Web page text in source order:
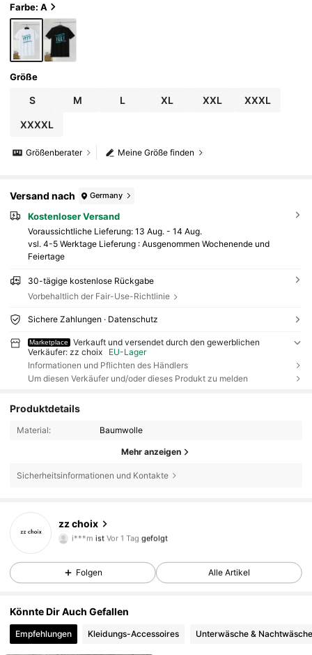
Farbe: A
Größe
S M L XL XXL XXXL
XXXXL
Meine Größe finden
Größenberater
Versand nach Germany
Kostenloser Versand
Voraussichtliche Lieferung: 13 Aug. - 14 Aug.
vsl. 4-5 Werktage Lieferung : Ausgenommen Wochenende und
Feiertage
30-tägige kostenlose Rückgabe
Vorbehaltlich der Fair-Use-Richtlinie
Sichere Zahlungen · Datenschutz
Marketplace
Verkauft und versendet durch den gewerblichen
Verkäufer: zz choix
EU-Lager
Informationen und Pflichten des Händlers
Um diesen Verkäufer und/oder dieses Produkt zu melden
Produktdetails
Material: Baumwolle
Mehr anzeigen
Sicherheitsinformationen und Kontakte
zz choix
i***mist
4,66
5 Follower
4,66 5 Follower
4,66 5 Follower
4,66 5 Follower
Folgen Alle Artikel
Könnte Dir Auch Gefallen
Empfehlungen Kleidungs-Accessoires Unterwäsche & Nachtwäsche